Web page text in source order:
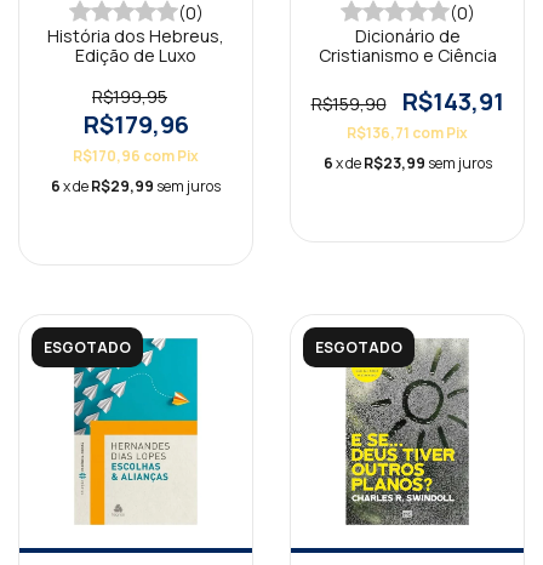
(0)
História dos Hebreus,
Edição de Luxo
R$199,95
R$179,96
R$170,96 comPix
6x deR$29,99 sem juros
(0)
Dicionário de
Cristianismo e Ciência
R$159,90 R$143,91
R$136,71 comPix
6x deR$23,99 sem juros
ESGOTADO ESGOTADO